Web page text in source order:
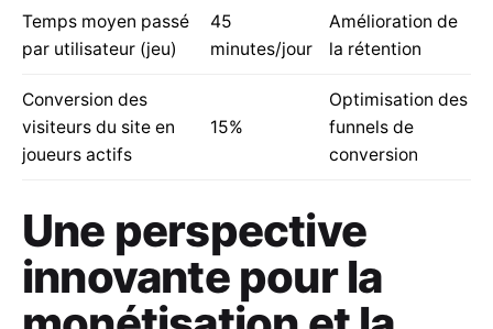
Temps moyen passé
par utilisateur (jeu)
45
minutes/jour
Amélioration de
la rétention
Conversion des
visiteurs du site en
joueurs actifs
15%
Optimisation des
funnels de
conversion
Une perspective
innovante pour la